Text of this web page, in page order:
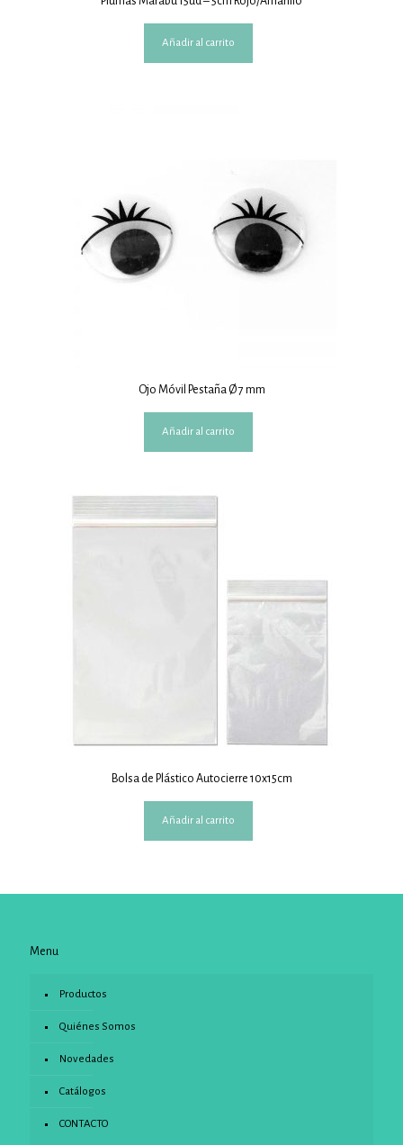
Añadir al carrito
Ojo Móvil Pestaña Ø 7 mm
Añadir al carrito
Bolsa de Plástico Autocierre 10x15cm
Añadir al carrito
Menu
Productos
Quiénes Somos
Novedades
Catálogos
CONTACTO